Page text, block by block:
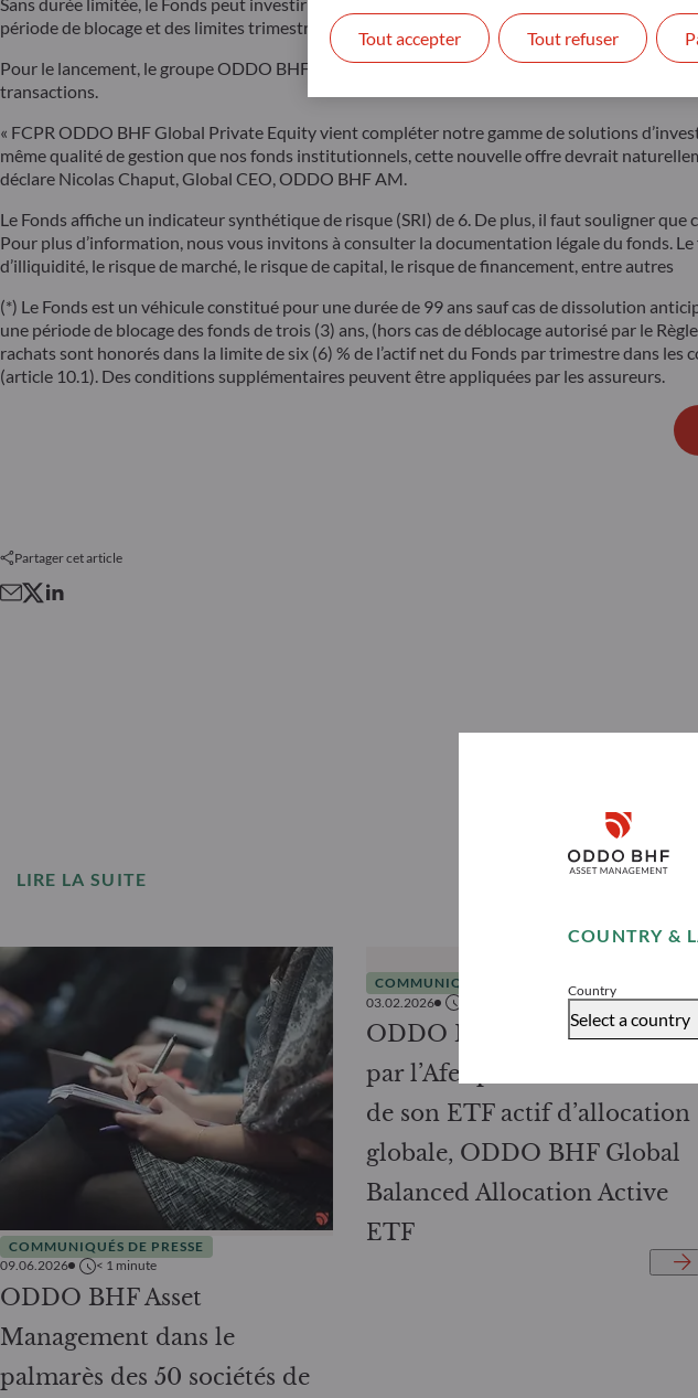
COUNTRY &
Country
Select a country
Disclaimer
Accept
période de blocage et des limites trimestrielles (voir ci-dessous).
Pour le lancement, le groupe ODDO BHF investit aux côtés de plusieurs assureurs
transactions.
« FCPR ODDO BHF Global Private Equity vient compléter notre gamme de solutions
même qualité de gestion que nos fonds institutionnels, cette nouvelle offre devrait
déclare Nicolas Chaput, Global CEO, ODDO BHF AM.
Le Fonds affiche un indicateur synthétique de risque (SRI) de 6. De plus, il faut souligner
Pour plus d’information, nous vous invitons à consulter la documentation légale du fonds.
d’illiquidité, le risque de marché, le risque de capital, le risque de financement, entre autres
(*) Le Fonds est un véhicule constitué pour une durée de 99 ans sauf cas de dissolution
une période de blocage des fonds de trois (3) ans, (hors cas de déblocage autorisé par le
rachats sont honorés dans la limite de six (6) % de l’actif net du Fonds par trimestre dans
(article 10.1). Des conditions supplémentaires peuvent être appliquées par les assureurs.
Partager cet article
LIRE LA SUITE
COMMUNIQUÉS DE PRESSE
09.06.2026
< 1 minute
ODDO BHF Asset
Management dans le
palmarès des 50 sociétés de
COMMUNIQUÉS DE PRESSE
03.02.2026
ODDO BHF AM sélectionnée
par l’Afer pour la distribution
de son ETF actif d’allocation
globale, ODDO BHF Global
Balanced Allocation Active
ETF
Tout refuser
Tout accepter